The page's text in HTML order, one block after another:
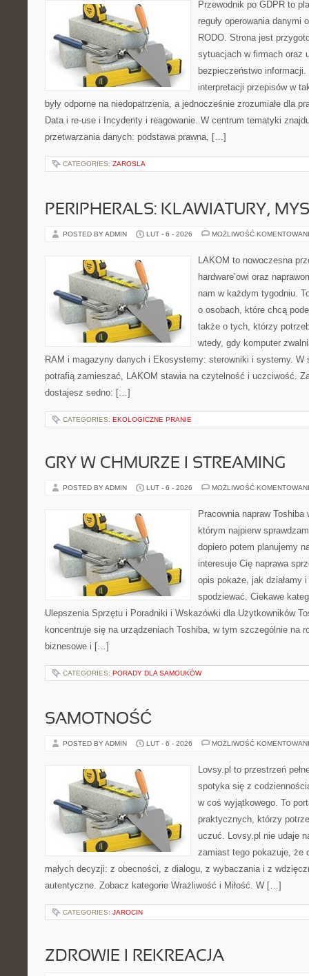
Przewodnik po GDPR to
reguły operowania danymi
RODO. Strona jest
sytuacjach w firmach oraz
bezpieczeństwo informacji.
interpretacji przepisów w
były odporne na niedopatrzenia, a jednocześnie zrozumiałe dla
Data i re-use i Incydenty i reagowanie. W centrum tematyki
przetwarzania danych: podstawa prawna, […]
CATEGORIES: ZAROSLA
PERIPHERALS: KLAWIATURY,
POSTED BY ADMIN LUT - 6 - 2026 MOŻLIWOŚĆ
LAKOM to nowoczesna
hardware’owi oraz
nam w każdym tygodniu.
o osobach, które chcą
także o tych, którzy
wtedy, gdy komputer
RAM i magazyny danych i Ekosystemy: sterowniki i systemy. W
potrafią zamieszać, LAKOM stawia na czytelność i uczciwość.
dostajesz sedno: […]
CATEGORIES: EKOLOGICZNE PRANIE
GRY W CHMURZE I STREAMING
POSTED BY ADMIN LUT - 6 - 2026 MOŻLIWOŚĆ
Pracownia napraw
którym najpierw
dopiero potem planujemy
interesuje Cię naprawa
opis pokaże, jak działamy
spodziewać. Ciekawe
Ulepszenia Sprzętu i Poradniki i Wskazówki dla Użytkowników
koncentruje się na urządzeniach Toshiba, w tym szczególnie na
biznesowe i […]
CATEGORIES: PORADY DLA SAMOUKÓW
SAMOTNOŚĆ
POSTED BY ADMIN LUT - 6 - 2026 MOŻLIWOŚĆ
Lovsy.pl to przestrzeń
spotyka się z
w coś wyjątkowego. To
praktycznych, którzy
uczuć. Lovsy.pl nie udaje
zamiast tego pokazuje, że
małych decyzji: z obecności, z dialogu, z wybaczania i z
autentyczne. Zobacz kategorie Wrażliwość i Miłość. W […]
CATEGORIES: JAROCIN
ZDROWIE I REKREACJA